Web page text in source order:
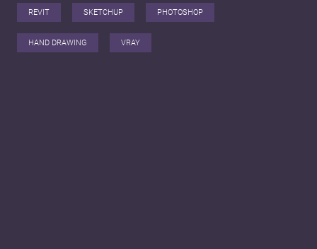
REVIT SKETCHUP PHOTOSHOP
HAND DRAWING VRAY